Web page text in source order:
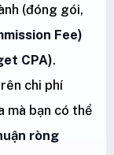
(đóng gói,
Fee)
CPA).
chi phí
mà bạn có thể
ròng